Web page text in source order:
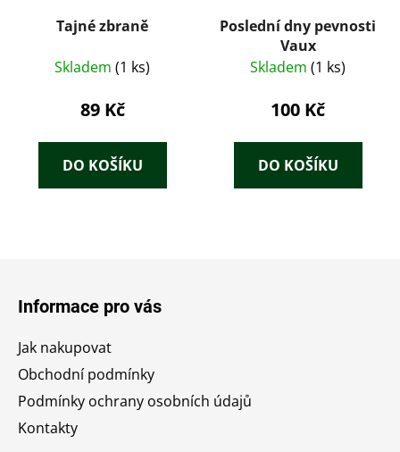
Tajné zbraně
Skladem (1 ks)
89 Kč
DO KOŠÍKU
Poslední dny pevnosti
Vaux
Skladem (1 ks)
100 Kč
DO KOŠÍKU
Informace pro vás
Jak nakupovat
Obchodní podmínky
Podmínky ochrany osobních údajů
Kontakty